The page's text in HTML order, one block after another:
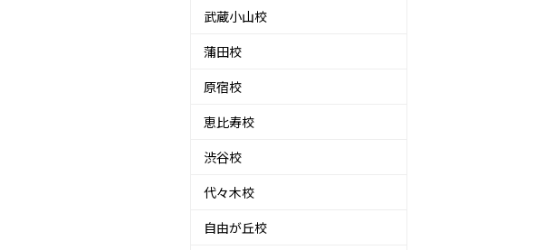
武蔵小山校
蒲田校
原宿校
恵比寿校
渋谷校
代々木校
自由が丘校